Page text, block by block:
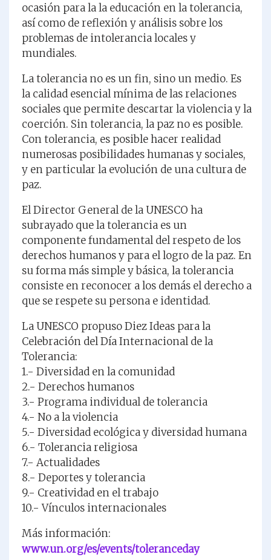
ocasión para la la educación en la tolerancia,
así como de reflexión y análisis sobre los
problemas de intolerancia locales y
mundiales.
La tolerancia no es un fin, sino un medio. Es
la calidad esencial mínima de las relaciones
sociales que permite descartar la violencia y la
coerción. Sin tolerancia, la paz no es posible.
Con tolerancia, es posible hacer realidad
numerosas posibilidades humanas y sociales,
y en particular la evolución de una cultura de
paz.
El Director General de la UNESCO ha
subrayado que la tolerancia es un
componente fundamental del respeto de los
derechos humanos y para el logro de la paz. En
su forma más simple y básica, la tolerancia
consiste en reconocer a los demás el derecho a
que se respete su persona e identidad.
La UNESCO propuso Diez Ideas para la
Celebración del Día Internacional de la
Tolerancia:
1.- Diversidad en la comunidad
2.- Derechos humanos
3.- Programa individual de tolerancia
4.- No a la violencia
5.- Diversidad ecológica y diversidad humana
6.- Tolerancia religiosa
7.- Actualidades
8.- Deportes y tolerancia
9.- Creatividad en el trabajo
10.- Vínculos internacionales
Más información:
www.un.org/es/events/toleranceday